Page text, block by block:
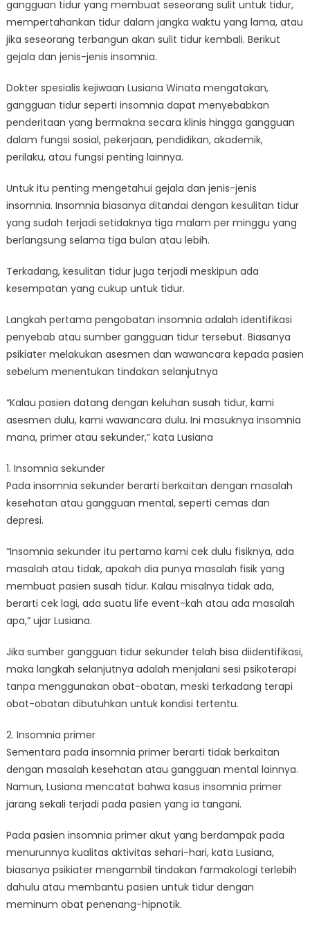
dan
Jenis
Insomnia
gangguan tidur yang membuat seseorang sulit untuk tidur,
mempertahankan tidur dalam jangka waktu yang lama, atau
jika seseorang terbangun akan sulit tidur kembali. Berikut
gejala dan jenis-jenis insomnia.
Dokter spesialis kejiwaan Lusiana Winata mengatakan,
gangguan tidur seperti insomnia dapat menyebabkan
penderitaan yang bermakna secara klinis hingga gangguan
dalam fungsi sosial, pekerjaan, pendidikan, akademik,
perilaku, atau fungsi penting lainnya.
Untuk itu penting mengetahui gejala dan jenis-jenis
insomnia. Insomnia biasanya ditandai dengan kesulitan tidur
yang sudah terjadi setidaknya tiga malam per minggu yang
berlangsung selama tiga bulan atau lebih.
Terkadang, kesulitan tidur juga terjadi meskipun ada
kesempatan yang cukup untuk tidur.
Langkah pertama pengobatan insomnia adalah identifikasi
penyebab atau sumber gangguan tidur tersebut. Biasanya
psikiater melakukan asesmen dan wawancara kepada pasien
sebelum menentukan tindakan selanjutnya
“Kalau pasien datang dengan keluhan susah tidur, kami
asesmen dulu, kami wawancara dulu. Ini masuknya insomnia
mana, primer atau sekunder,” kata Lusiana
1. Insomnia sekunder
Pada insomnia sekunder berarti berkaitan dengan masalah
kesehatan atau gangguan mental, seperti cemas dan
depresi.
“Insomnia sekunder itu pertama kami cek dulu fisiknya, ada
masalah atau tidak, apakah dia punya masalah fisik yang
membuat pasien susah tidur. Kalau misalnya tidak ada,
berarti cek lagi, ada suatu life event-kah atau ada masalah
apa,” ujar Lusiana.
Jika sumber gangguan tidur sekunder telah bisa diidentifikasi,
maka langkah selanjutnya adalah menjalani sesi psikoterapi
tanpa menggunakan obat-obatan, meski terkadang terapi
obat-obatan dibutuhkan untuk kondisi tertentu.
2. Insomnia primer
Sementara pada insomnia primer berarti tidak berkaitan
dengan masalah kesehatan atau gangguan mental lainnya.
Namun, Lusiana mencatat bahwa kasus insomnia primer
jarang sekali terjadi pada pasien yang ia tangani.
Pada pasien insomnia primer akut yang berdampak pada
menurunnya kualitas aktivitas sehari-hari, kata Lusiana,
biasanya psikiater mengambil tindakan farmakologi terlebih
dahulu atau membantu pasien untuk tidur dengan
meminum obat penenang-hipnotik.